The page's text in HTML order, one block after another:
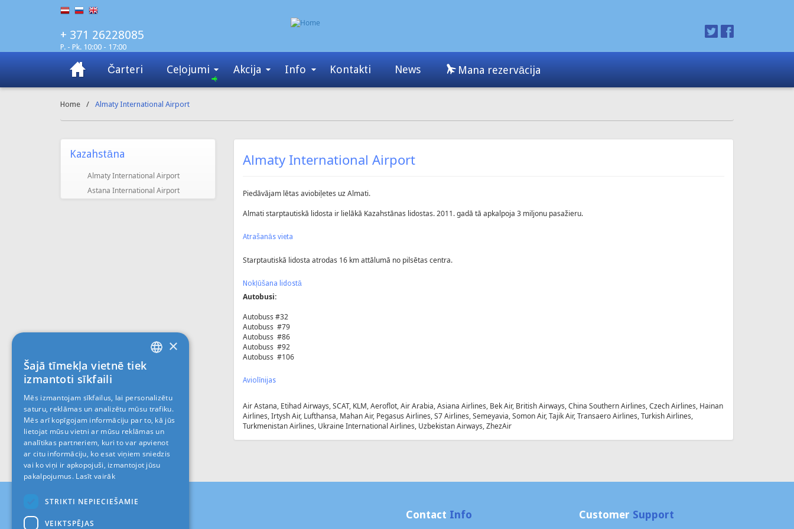
+ 371 26228085
P. - Pk. 10:00 - 17:00
Čarteri Ceļojumi Akcija Info Kontakti News Mana rezervācija
Home / Almaty International Airport
Kazahstāna
Almaty International Airport
Astana International Airport
Almaty International Airport
Piedāvājam lētas aviobiļetes uz Almati.
Almati starptautiskā lidosta ir lielākā Kazahstānas lidostas. 2011. gadā tā apkalpoja 3 miljonu pasažieru.
Atrašanās vieta
Starptautiskā lidosta atrodas 16 km attālumā no pilsētas centra.
Nokļūšana lidostā
Autobusi:
Autobuss #32
Autobuss #79
Autobuss #86
Autobuss #92
Autobuss #106
Aviolīnijas
Air Astana, Etihad Airways, SCAT, KLM, Aeroflot, Air Arabia, Asiana Airlines, Bek Air, British Airways, China Southern Airlines, Czech Airlines, Hainan
Airlines, Irtysh Air, Lufthansa, Mahan Air, Pegasus Airlines, S7 Airlines, Semeyavia, Somon Air, Tajik Air, Transaero Airlines, Turkish Airlines,
Turkmenistan Airlines, Ukraine International Airlines, Uzbekistan Airways, ZhezAir
Contact Info Customer Support
ENGLISH
×
Šajā tīmekļa vietnē tiek
izmantoti sīkfaili
Mēs izmantojam sīkfailus, lai personalizētu
saturu, reklāmas un analizētu mūsu trafiku.
Mēs arī kopīgojam informāciju par to, kā jūs
lietojat mūsu vietni ar mūsu reklāmas un
analītikas partneriem, kuri to var apvienot
ar citu informāciju, ko esat viņiem sniedzis
vai ko viņi ir apkopojuši, izmantojot jūsu
pakalpojumus. Lasīt vairāk
STRIKTI NEPIECIEŠAMIE
VEIKTSPĒJAS